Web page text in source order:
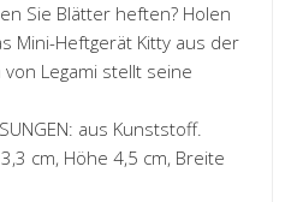
Sie Blätter heften? Holen
Mini-Heftgerät Kitty aus der
Legami stellt seine
aus Kunststoff.
cm, Höhe 4,5 cm, Breite